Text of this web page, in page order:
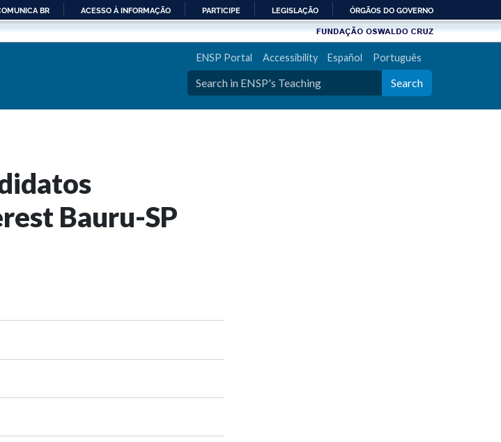
PARA
BR ACESSO À INFORMAÇÃO PARTICIPE LEGISLAÇÃO ÓRGÃOS DO GOVERNO
ENSP Portal Accessibility Español Português
Search
Bauru-SP